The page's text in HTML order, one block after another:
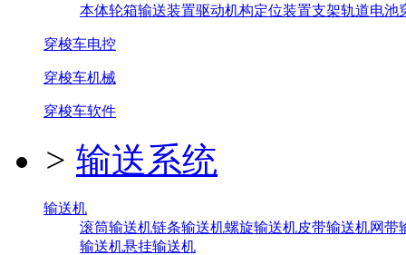
本体轮箱输送装置驱动机构定位装置支架轨道电池
穿梭车电控
穿梭车机械
穿梭车软件
> 输送系统
输送机
滚筒输送机链条输送机螺旋输送机皮带输送机网带
输送机悬挂输送机